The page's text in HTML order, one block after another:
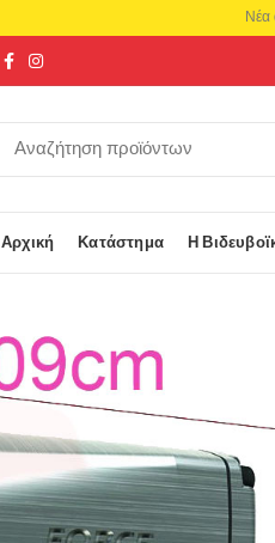
Αρχική Κατάστημα Η
Νέα